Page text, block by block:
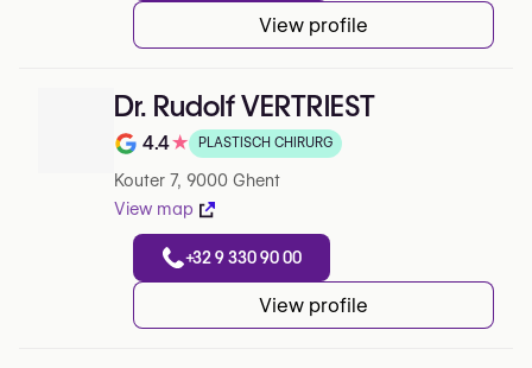
View profile
Dr. Rudolf VERTRIEST
Note de 4.4 sur 5 sur Google
4.4★ PLASTISCH CHIRURG
Kouter 7, 9000 Ghent
View map
+32 9 330 90 00
View profile